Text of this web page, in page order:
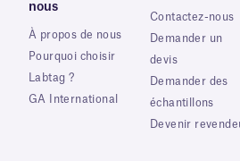
nous
À propos de nous
Pourquoi choisir
Labtag ?
GA International
Contactez-nous
Demander un
devis
Demander des
échantillons
Devenir